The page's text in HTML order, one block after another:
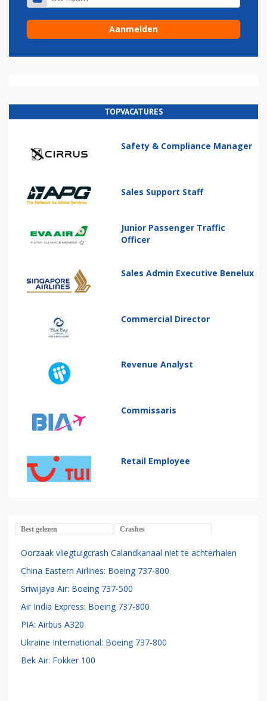
TOPVACATURES
Safety & Compliance Manager
Sales Support Staff
Junior Passenger Traffic
Officer
Sales Admin Executive Benelux
Commercial Director
Revenue Analyst
Commissaris
Retail Employee
Best gelezen Crashes
Oorzaak vliegtuigcrash Calandkanaal niet te achterhalen
China Eastern Airlines: Boeing 737-800
Sriwijaya Air: Boeing 737-500
Air India Express: Boeing 737-800
PIA: Airbus A320
Ukraine International: Boeing 737-800
Bek Air: Fokker 100